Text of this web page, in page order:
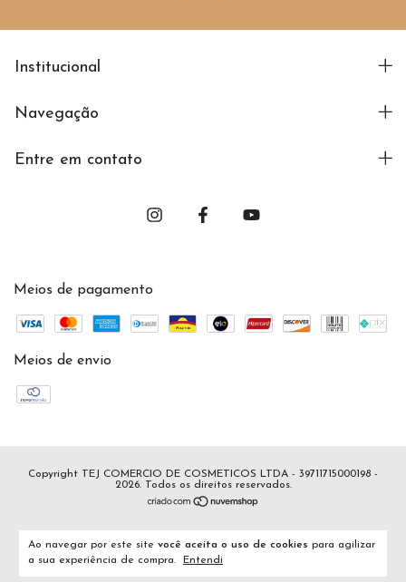
Ao navegar por este site você aceita o uso de cookies para agilizar
a sua experiência de compra.
Entendi
Institucional
Navegação
Entre em contato
Meios de pagamento
Meios de envio
Copyright TEJ COMERCIO DE COSMETICOS LTDA - 39711715000198 -
2026. Todos os direitos reservados.